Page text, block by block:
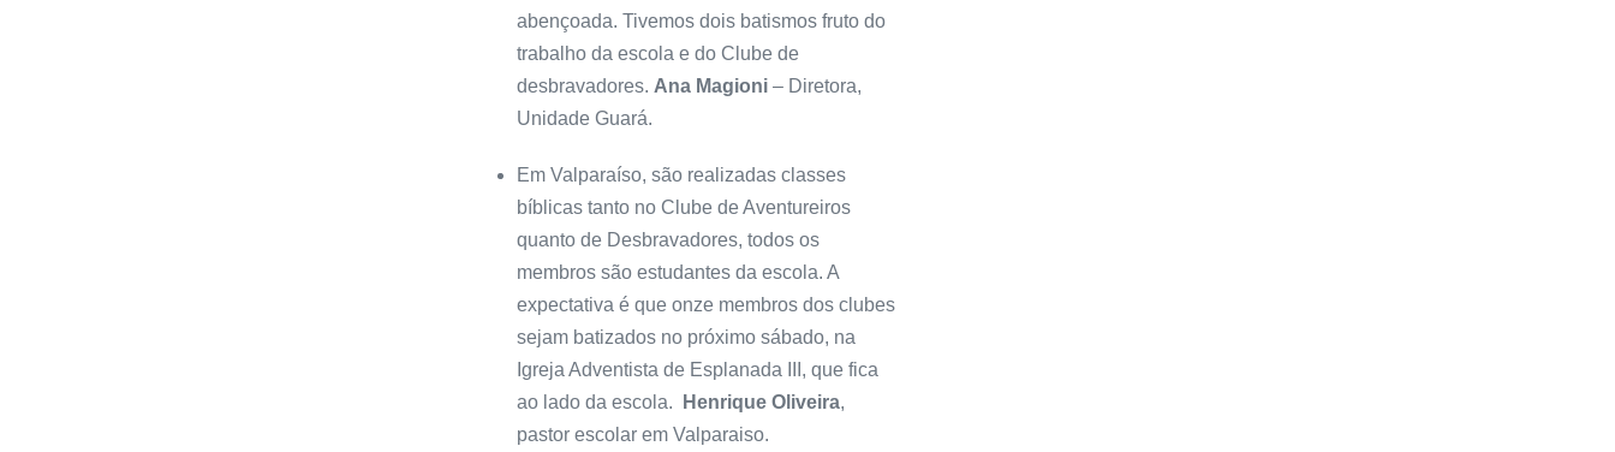
abençoada. Tivemos dois batismos fruto do
trabalho da escola e do Clube de
desbravadores. Ana Magioni– Diretora,
Unidade Guará.
Em Valparaíso, são realizadas classes
bíblicas tanto no Clube de Aventureiros
quanto de Desbravadores, todos os
membros são estudantes da escola. A
expectativa é que onze membros dos clubes
sejam batizados no próximo sábado, na
Igreja Adventista de Esplanada III, que fica
ao lado da escola.
Henrique Oliveira,
pastor escolar em Valparaiso.